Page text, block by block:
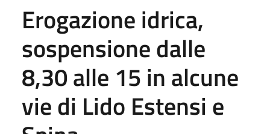
Erogazione idrica,
sospensione dalle
8,30 alle 15 in alcune
vie di Lido Estensi e